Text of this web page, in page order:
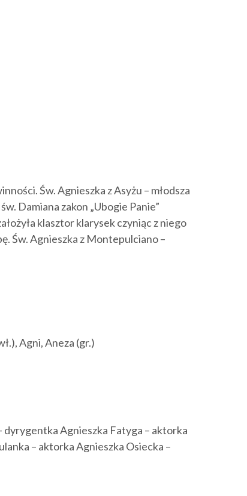
Św. Agnieszka z Asyżu – młodsza
Damiana zakon „Ubogie Panie”
klasztor klarysek czyniąc z niego
Św. Agnieszka z Montepulciano –
Agni, Aneza (gr.)
dyrygentka Agnieszka Fatyga – aktorka
– aktorka Agnieszka Osiecka –